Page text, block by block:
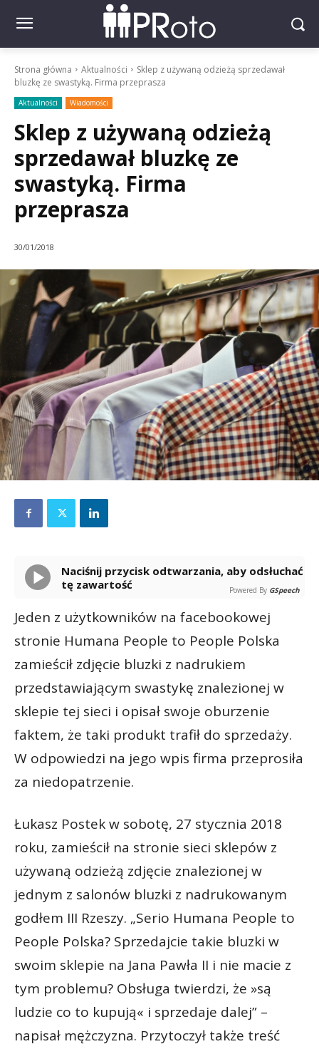
Strona główna Aktualności
Sklep z używaną odzieżą sprzedawał
bluzkę ze swastyką. Firma przeprasza
Aktualności Wiadomości
Sklep z używaną odzieżą
sprzedawał bluzkę ze
swastyką. Firma
przeprasza
30/01/2018
Naciśnij przycisk odtwarzania, aby odsłuchać
tę zawartość
Powered By GSpeech
Jeden z użytkowników na facebookowej
stronie Humana People to People Polska
zamieścił zdjęcie bluzki z nadrukiem
przedstawiającym swastykę znalezionej w
sklepie tej sieci i opisał swoje oburzenie
faktem, że taki produkt trafił do sprzedaży.
W odpowiedzi na jego wpis firma przeprosiła
za niedopatrzenie.
Łukasz Postek w sobotę, 27 stycznia 2018
roku, zamieścił na stronie sieci sklepów z
używaną odzieżą zdjęcie znalezionej w
jednym z salonów bluzki z nadrukowanym
godłem III Rzeszy. „Serio Humana People to
People Polska? Sprzedajcie takie bluzki w
swoim sklepie na Jana Pawła II i nie macie z
tym problemu? Obsługa twierdzi, że »są
ludzie co to kupują« i sprzedaje dalej” –
napisał mężczyzna. Przytoczył także treść